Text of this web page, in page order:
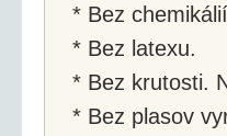
* Bez
* Bez latexu.
* Bez krutosti.
* Bez plasov